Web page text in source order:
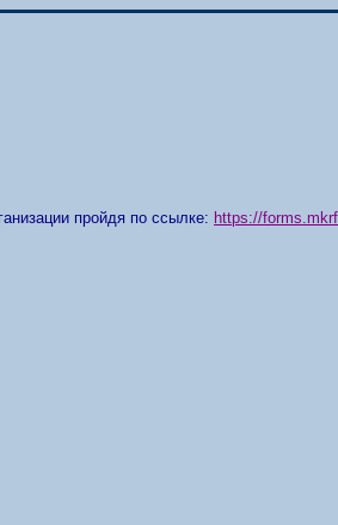
пройдя по ссылке: https://